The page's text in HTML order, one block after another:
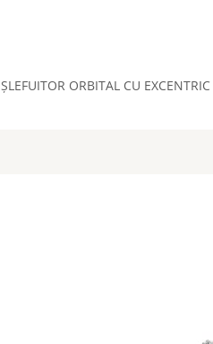
ȘLEFUITOR ORBITAL CU EXCENTRIC